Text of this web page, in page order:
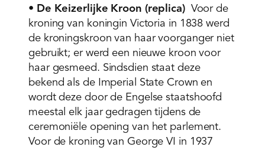
• De Keizerlijke Kroon (replica)Voor de
kroning van koningin Victoria in 1838 werd
de kroningskroon van haar voorganger niet
gebruikt; er werd een nieuwe kroon voor
haar gesmeed. Sindsdien staat deze
bekend als de Imperial State Crown en
wordt deze door de Engelse staatshoofd
meestal elk jaar gedragen tijdens de
ceremoniële opening van het parlement.
Voor de kroning van George VI in 1937